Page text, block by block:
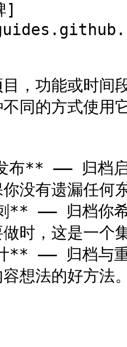
]
目，功能或时
不同的方式使
** —— 归档启
没有遗漏任何
** —— 归档你
时，这是一个
—— 归档与
想法的好方法